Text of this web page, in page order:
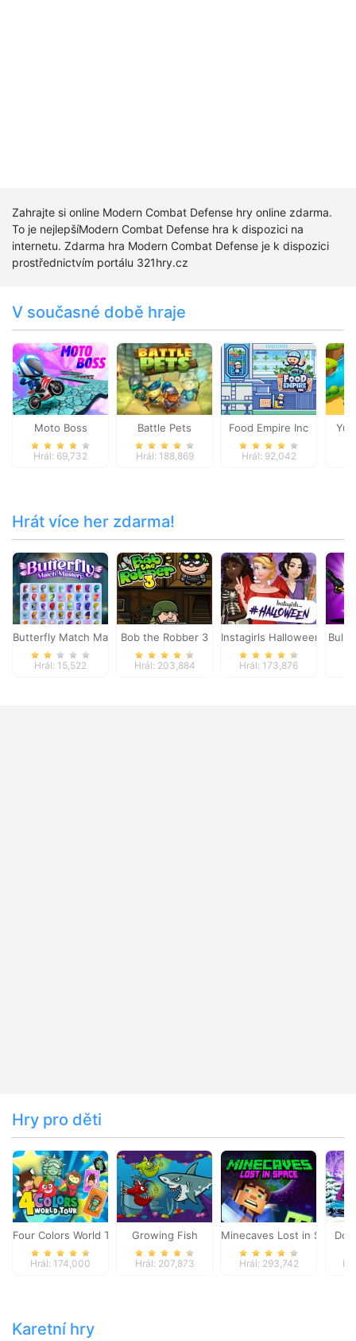
Zahrajte si online Modern Combat Defense hry online zdarma.
To je nejlepšíModern Combat Defense hra k dispozici na
internetu. Zdarma hra Modern Combat Defense je k dispozici
prostřednictvím portálu 321hry.cz
V současné době hraje
Moto Boss
Hrál: 69,732
Battle Pets
Hrál: 188,869
Food Empire Inc
Hrál: 92,042
Hrát více her zdarma!
Butterfly Match Mastery
Hrál: 15,522
Bob the Robber 3
Hrál: 203,884
Instagirls Halloween Dress
Hrál: 173,876
Hry pro děti
Four Colors World Tour
Hrál: 174,000
Growing Fish
Hrál: 207,873
Minecaves Lost in Space
Hrál: 293,742
Karetní hry